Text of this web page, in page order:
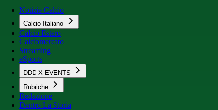
Notizie Calcio
Calcio Italiano
Calcio Estero
Calciomercato
Streaming
eSports
DDD X EVENTS
Rubriche
Redazione
Dentro La Storia